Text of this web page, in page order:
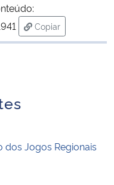
Copiar
para área de
dos Jogos Regionais